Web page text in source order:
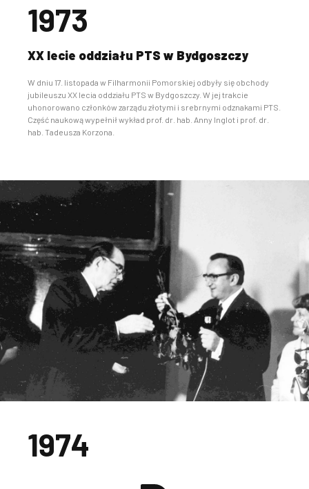
1973
XX lecie oddziału PTS w Bydgoszczy
W dniu 17. listopada w Filharmonii Pomorskiej odbyły się obchody
jubileuszu XX lecia oddziału PTS w Bydgoszczy. W jej trakcie
uhonorowano członków zarządu złotymi i srebrnymi odznakami PTS.
Część naukową wypełnił wykład prof. dr. hab. Anny Inglot i prof. dr.
hab. Tadeusza Korzona.
1974